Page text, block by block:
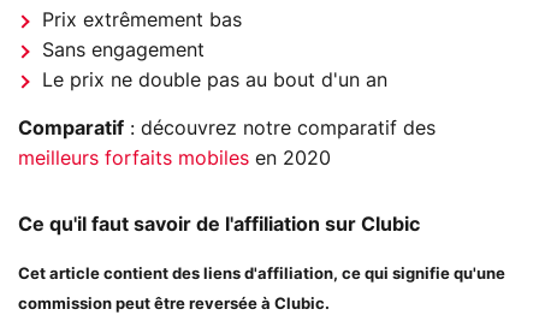
Prix extrêmement bas
Sans engagement
Le prix ne double pas au bout d'un an
Comparatif : découvrez notre comparatif des
meilleurs forfaits mobiles en 2020
Ce qu'il faut savoir de l'affiliation sur Clubic
Cet article contient des liens d'affiliation, ce qui signifie qu'une
commission peut être reversée à Clubic.